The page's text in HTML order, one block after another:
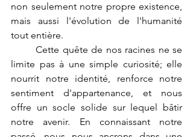
non seulement notre propre existence,
mais aussi l'évolution de l'humanité
tout entière.
	Cette quête de nos racines ne se
limite pas à une simple curiosité; elle
nourrit notre identité, renforce notre
sentiment d'appartenance, et nous
offre un socle solide sur lequel bâtir
notre avenir. En connaissant notre